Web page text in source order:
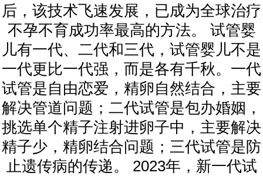
后，该技术飞速发展，已成为全球治疗
不孕不育成功率最高的方法。 试管婴
儿有一代、二代和三代，试管婴儿不是
一代更比一代强，而是各有千秋。一代
试管是自由恋爱，精卵自然结合，主要
解决管道问题；二代试管是包办婚姻，
挑选单个精子注射进卵子中，主要解决
精子少，精卵结合问题；三代试管是防
止遗传病的传递。 2023年，新一代试